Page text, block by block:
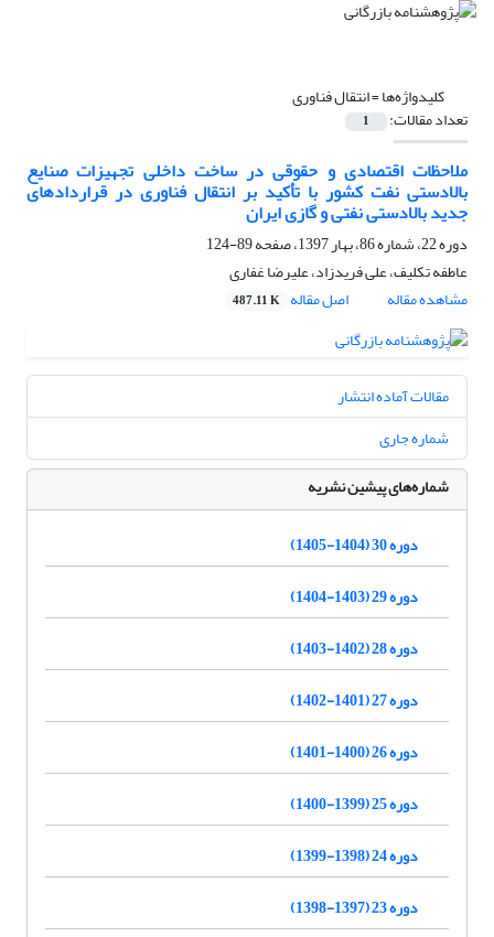
کلیدواژه‌ها =انتقال فناوری
تعداد مقالات: 1
ملاحظات اقتصادی و حقوقی در ساخت داخلی تجهیزات صنایع
بالادستی نفت کشور با تأکید بر انتقال فناوری در قراردادهای
جدید بالادستی نفتی و گازی ایران
دوره 22، شماره 86، بهار 1397، صفحه
89-124
عاطفه تکلیف، علی فریدزاد، علیرضا غفاری
مشاهده مقاله
اصل مقاله 487.11 K
مقالات آماده انتشار
شماره جاری
شماره‌های پیشین نشریه
دوره 30 (1404-1405)
دوره 29 (1403-1404)
دوره 28 (1402-1403)
دوره 27 (1401-1402)
دوره 26 (1400-1401)
دوره 25 (1399-1400)
دوره 24 (1398-1399)
دوره 23 (1397-1398)